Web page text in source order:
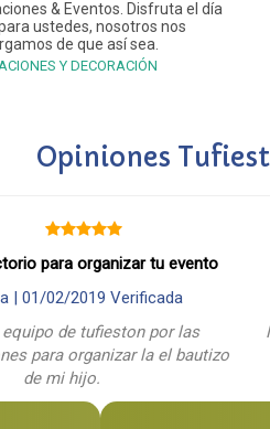
& Eventos. Disfruta el día
ustedes, nosotros nos
de que así sea.
Y DECORACIÓN
Opiniones
para organizar tu evento
| 01/02/2019 Verificada
equipo de tufieston por las
para organizar la el bautizo
de mi hijo.